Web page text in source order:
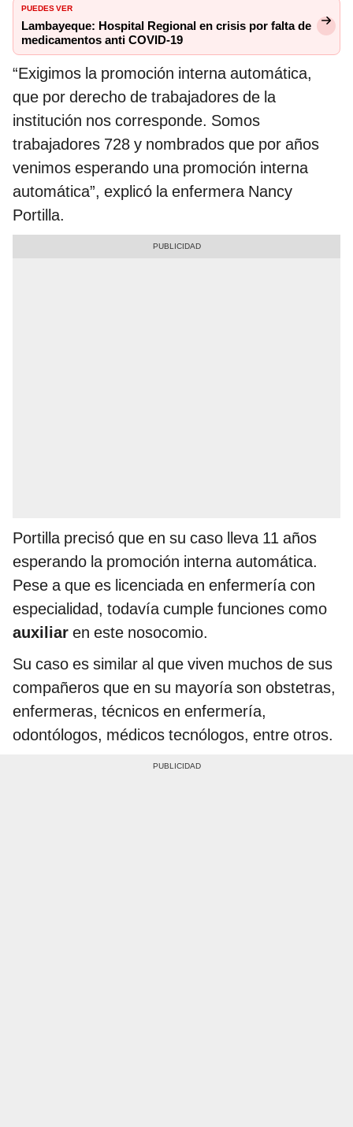
PUEDES VER
Lambayeque: Hospital Regional en crisis por falta de
medicamentos anti COVID-19
“Exigimos la promoción interna automática,
que por derecho de trabajadores de la
institución nos corresponde. Somos
trabajadores 728 y nombrados que por años
venimos esperando una promoción interna
automática”, explicó la enfermera Nancy
Portilla.
Portilla precisó que en su caso lleva 11 años
esperando la promoción interna automática.
Pese a que es licenciada en enfermería con
especialidad, todavía cumple funciones como
auxiliar en este nosocomio.
Su caso es similar al que viven muchos de sus
compañeros que en su mayoría son obstetras,
enfermeras, técnicos en enfermería,
odontólogos, médicos tecnólogos, entre otros.